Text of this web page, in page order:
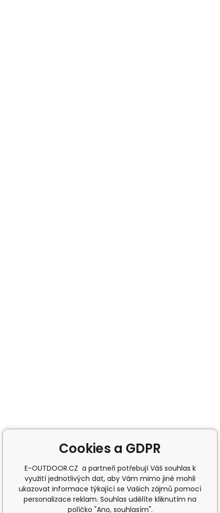
Cookies a GDPR
E-OUTDOOR.CZ a partneři potřebují Váš souhlas k
využití jednotlivých dat, aby Vám mimo jiné mohli
ukazovat informace týkající se Vašich zájmů pomocí
personalizace reklam. Souhlas udělíte kliknutím na
políčko "Ano, souhlasím".